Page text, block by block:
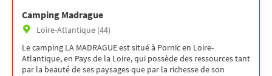
Camping Madrague
Loire-Atlantique (44)
Le camping LA MADRAGUE est situé à Pornic en Loire-
Atlantique, en Pays de la Loire, qui possède des ressources tant
par la beauté de ses paysages que par la richesse de son